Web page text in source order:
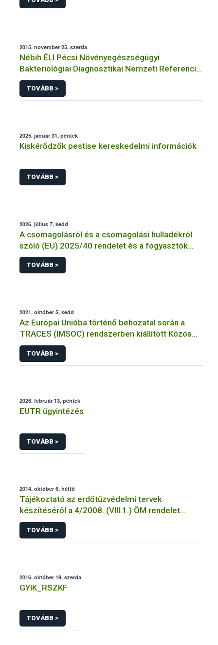
2015. november 25, szerda
Nébih ÉLI Pécsi Növényegészségügyi
Bakteriológiai Diagnosztikai Nemzeti Referencia
Laboratórium
TOVÁBB >
2025. január 31, péntek
Kiskérődzők pestise kereskedelmi információk
TOVÁBB >
2026. július 7, kedd
A csomagolásról és a csomagolási hulladékról
szóló (EU) 2025/40 rendelet és a fogyasztók
élelmiszerekkel kapcsolatos tájékoztatásáról
szóló 1169/2011/EU rendelet jelölési
kötelezettségeinek összehangolásáról szóló
TOVÁBB >
2021. október 5, kedd
Az Európai Unióba történő behozatal során a
TRACES (IMSOC) rendszerben kiállított Közös
Egészségügyi Beléptetési Okmány: KEBO-D
(angolul: CHEDD) használata
TOVÁBB >
2026. február 13, péntek
EUTR ügyintézés
TOVÁBB >
2014. október 6, hétfő
Tájékoztató az erdőtűzvédelmi tervek
készítéséről a 4/2008. (VIII.1.) ÖM rendelet
előírásai alapján
TOVÁBB >
2016. október 19, szerda
GYIK_RSZKF
TOVÁBB >